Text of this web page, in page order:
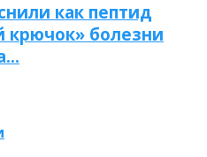
как пептид
крючок» болезни